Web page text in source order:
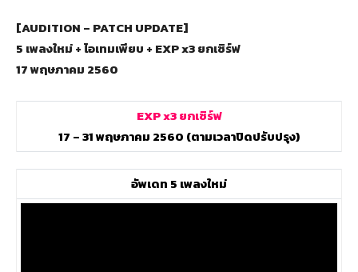
[AUDITION – PATCH UPDATE]
5 เพลงใหม่ + ไอเทมเพียบ + EXP x3 ยกเซิร์ฟ
17 พฤษภาคม 2560
EXP x3 ยกเซิร์ฟ
17 – 31 พฤษภาคม 2560 (ตามเวลาปิดปรับปรุง)
อัพเดท 5 เพลงใหม่